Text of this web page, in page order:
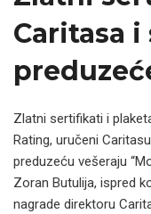
Caritasa
Zlatni sertifikati i
Rating, uručeni
preduzeću vešeraju
Zoran Butulija, ispred
nagrade direktoru